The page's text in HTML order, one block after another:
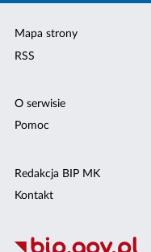
Mapa strony
RSS
O serwisie
Pomoc
Redakcja BIP MK
Kontakt